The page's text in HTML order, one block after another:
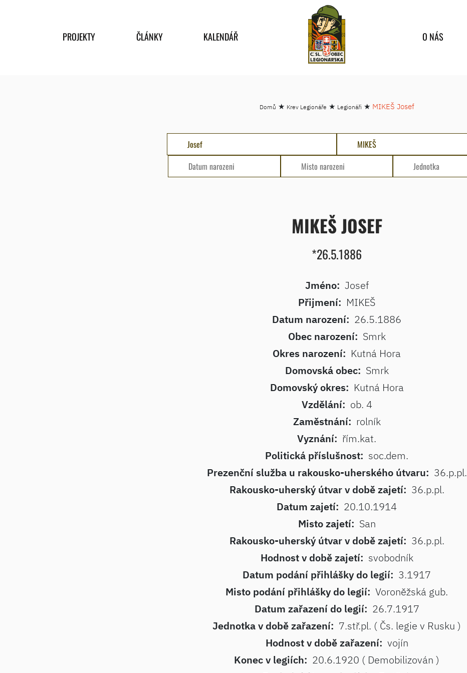
PROJEKTY ČLÁNKY KALENDÁŘ O NÁS
Domů ★ Krev Legionáře ★ Legionáři ★ MIKEŠ Josef
MIKEŠ JOSEF
*26.5.1886
Jméno: Josef
Přijmení: MIKEŠ
Datum narození: 26.5.1886
Obec narození: Smrk
Okres narození: Kutná Hora
Domovská obec: Smrk
Domovský okres: Kutná Hora
Vzdělání: ob. 4
Zaměstnání: rolník
Vyznání: řím.kat.
Politická příslušnost: soc.dem.
Prezenční služba u rakousko-uherského útvaru: 36.p.pl.
Rakousko-uherský útvar v době zajetí: 36.p.pl.
Datum zajetí: 20.10.1914
Misto zajetí: San
Rakousko-uherský útvar v době zajetí: 36.p.pl.
Hodnost v době zajetí: svobodník
Datum podání přihlášky do legií: 3.1917
Misto podání přihlášky do legií: Voroněžská gub.
Datum zařazení do legií: 26.7.1917
Jednotka v době zařazení: 7.stř.pl. ( Čs. legie v Rusku )
Hodnost v době zařazení: vojín
Konec v legiích: 20.6.1920 ( Demobilizován )